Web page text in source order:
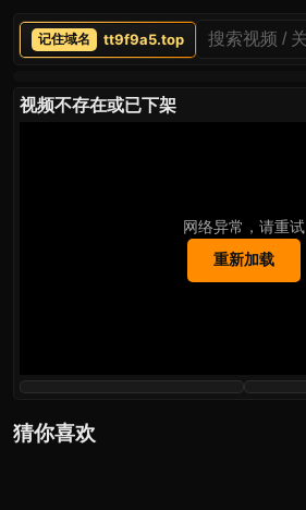
tt9f9a5.top
视频不存在或已下架
网络异常，请重试
重新加载
猜你喜欢